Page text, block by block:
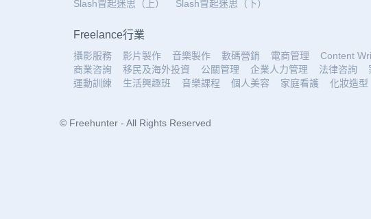
Slash冒起迷思（上）
Slash冒起迷思（下）
Freelance行業
攝影服務 影片製作 音樂製作 數碼營銷 電商管理 Content
商業咨詢
移民及海外投資 公關管理 企業人力管理 法律咨詢
運動訓練
生活興趣班 音樂課程 個人美容 家庭看護 化妝造型
© Freehunter - All Rights Reserved